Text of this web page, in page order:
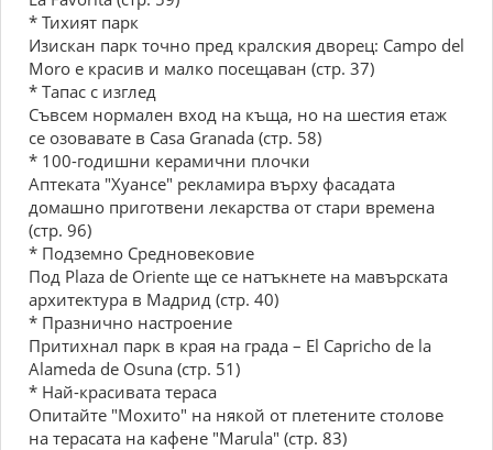
* Тихият парк
Изискан парк точно пред кралския дворец: Campo del
Moro е красив и малко посещаван (стр. 37)
* Тапас с изглед
Съвсем нормален вход на къща, но на шестия етаж
се озовавате в Casa Granada (стр. 58)
* 100-годишни керамични плочки
Аптеката "Хуансе" рекламира върху фасадата
домашно приготвени лекарства от стари времена
(стр. 96)
* Подземно Средновековие
Под Plaza de Oriente ще се натъкнете на мавърската
архитектура в Мадрид (стр. 40)
* Празнично настроение
Притихнал парк в края на града – El Capricho de la
Alameda de Osuna (стр. 51)
* Най-красивата тераса
Опитайте "Мохито" на някой от плетените столове
на терасата на кафене "Marula" (стр. 83)